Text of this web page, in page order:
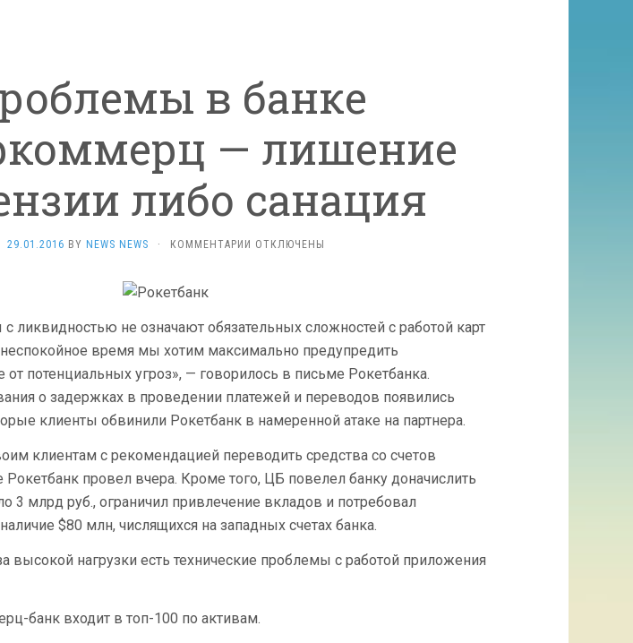
в банке
— лишение
либо санация
29.01.2016 BY NEWS NEWS · КОММЕНТАРИИ К
ЛИШЕНИЕ
ЛИЦЕНЗИИ
САНАЦИЯ
ОТКЛЮЧЕНЫ
ликвидностью не означают обязательных сложностей с работой карт
время мы хотим максимально предупредить
от потенциальных угроз», — говорилось в письме Рокетбанка.
о задержках в проведении платежей и переводов появились
клиенты обвинили Рокетбанк в намеренной атаке на партнера.
клиентам с рекомендацией переводить средства со счетов
провел вчера. Кроме того, ЦБ повелел банку доначислить
3 млрд руб., ограничил привлечение вкладов и потребовал
$80 млн, числящихся на западных счетах банка.
высокой нагрузки есть технические проблемы с работой приложения
банк входит в топ-100 по активам.